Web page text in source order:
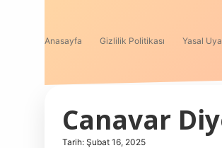
Anasayfa Gizlilik Politikası Yasal
Canavar
Tarih: Şubat 16, 2025